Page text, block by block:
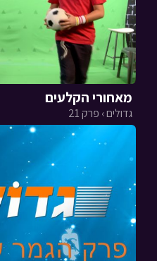
מאחורי הקלעים
גדולים › פרק 21